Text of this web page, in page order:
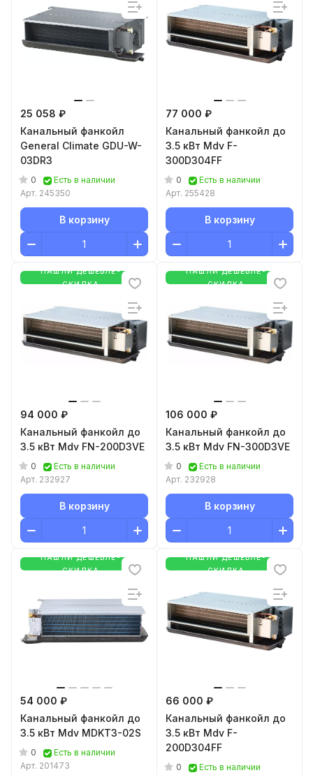
25 058 ₽
Канальный фанкойл
General Climate GDU-W-
03DR3
0
Есть в наличии
Арт. 245350
В корзину
77 000 ₽
Канальный фанкойл до
3.5 кВт Mdv F-
300D304FF
0
Есть в наличии
Арт. 255428
В корзину
НАШЛИ ДЕШЕВЛЕ-
СКИДКА
94 000 ₽
Канальный фанкойл до
3.5 кВт Mdv FN-200D3VE
0
Есть в наличии
Арт. 232927
В корзину
НАШЛИ ДЕШЕВЛЕ-
СКИДКА
106 000 ₽
Канальный фанкойл до
3.5 кВт Mdv FN-300D3VE
0
Есть в наличии
Арт. 232928
В корзину
НАШЛИ ДЕШЕВЛЕ-
СКИДКА
54 000 ₽
Канальный фанкойл до
3.5 кВт Mdv MDKT3-02S
0
Есть в наличии
Арт. 201473
НАШЛИ ДЕШЕВЛЕ-
СКИДКА
66 000 ₽
Канальный фанкойл до
3.5 кВт Mdv F-
200D304FF
0 Есть в наличии